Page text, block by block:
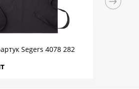
Segers 4078 282